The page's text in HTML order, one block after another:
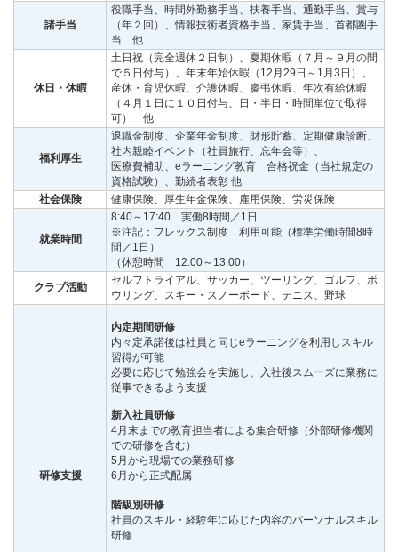
諸手当
役職手当、時間外勤務手当、扶養手当、通勤手当、賞与
（年２回）、情報技術者資格手当、家賃手当、首都圏手
当 他
休日・休暇
土日祝（完全週休２日制）、夏期休暇（７月～９月の間
で５日付与）、年末年始休暇（12月29日～1月3日）、
産休・育児休暇、介護休暇、慶弔休暇、年次有給休暇
（４月１日に１０日付与、日・半日・時間単位で取得
可） 他
福利厚生
退職金制度、企業年金制度、財形貯蓄、定期健康診断、
社内親睦イベント（社員旅行、忘年会等）、
医療費補助、eラーニング教育 合格祝金（当社規定の
資格試験）、勤続者表彰 他
社会保険
健康保険、厚生年金保険、雇用保険、労災保険
就業時間
8:40～17:40 実働8時間／1日
※注記：フレックス制度 利用可能（標準労働時間8時
間／1日）
（休憩時間 12:00～13:00）
クラブ活動
セルフトライアル、サッカー、ツーリング、ゴルフ、ボ
ウリング、スキー・スノーボード、テニス、野球
研修支援
内定期間研修
内々定承諾後は社員と同じeラーニングを利用しスキル
習得が可能
必要に応じて勉強会を実施し、入社後スムーズに業務に
従事できるよう支援
新入社員研修
4月末までの教育担当者による集合研修（外部研修機関
での研修を含む）
5月から現場での業務研修
6月から正式配属
階級別研修
社員のスキル・経験年に応じた内容のパーソナルスキル
研修